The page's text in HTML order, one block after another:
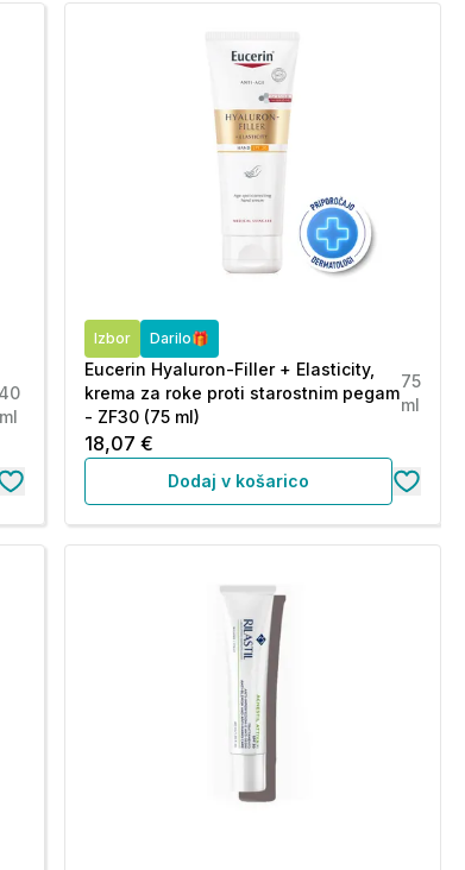
40
ml
Izbor Darilo🎁
Eucerin Hyaluron-Filler + Elasticity,
krema za roke proti starostnim pegam
- ZF30 (75 ml)
75
ml
18,07 €
Dodaj v košarico